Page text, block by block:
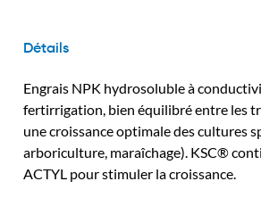
Détails
Engrais NPK hydrosoluble à
fertirrigation, bien équilibré entre les
une croissance optimale des cultures
arboriculture, maraîchage). KSC®
ACTYL pour stimuler la croissance.